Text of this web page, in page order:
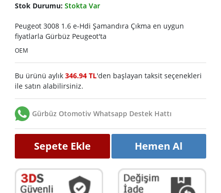
Stok Durumu: Stokta Var
Peugeot 3008 1.6 e-Hdi Şamandıra Çıkma en uygun
fiyatlarla Gürbüz Peugeot'ta
OEM
Bu ürünü aylık 346.94 TL'den başlayan taksit seçenekleri
ile satın alabilirsiniz.
Gürbüz Otomotiv Whatsapp Destek Hattı
Sepete Ekle Hemen Al